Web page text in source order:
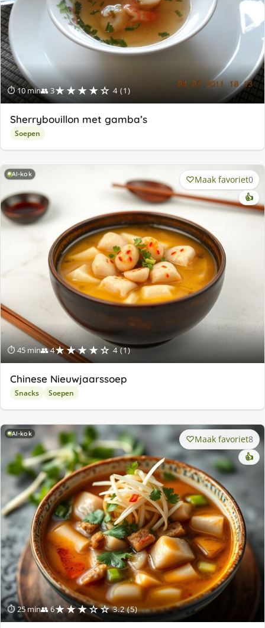
⏱ 10 min👥 3★★★★☆ 4 (1)
Sherrybouillon met gamba’s
Soepen
AI-kok
⏱ 45 min👥 4★★★★☆ 4 (1)
Maak favoriet0
👍
Chinese Nieuwjaarssoep
Snacks Soepen
AI-kok
⏱ 25 min👥 6★★★☆☆ 3.2 (5)
Maak favoriet8
👍